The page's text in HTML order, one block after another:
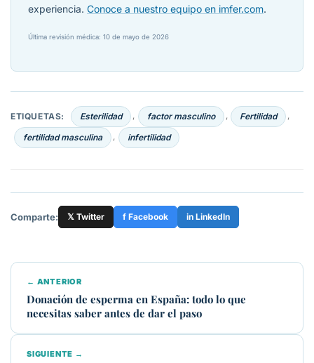
experiencia. Conoce a nuestro equipo en imfer.com.
Última revisión médica: 10 de mayo de 2026
ETIQUETAS: Esterilidad , factor masculino , Fertilidad ,
fertilidad masculina , infertilidad
Comparte: 𝕏 Twitter f Facebook in LinkedIn
← ANTERIOR
Donación de esperma en España: todo lo que
necesitas saber antes de dar el paso
SIGUIENTE →